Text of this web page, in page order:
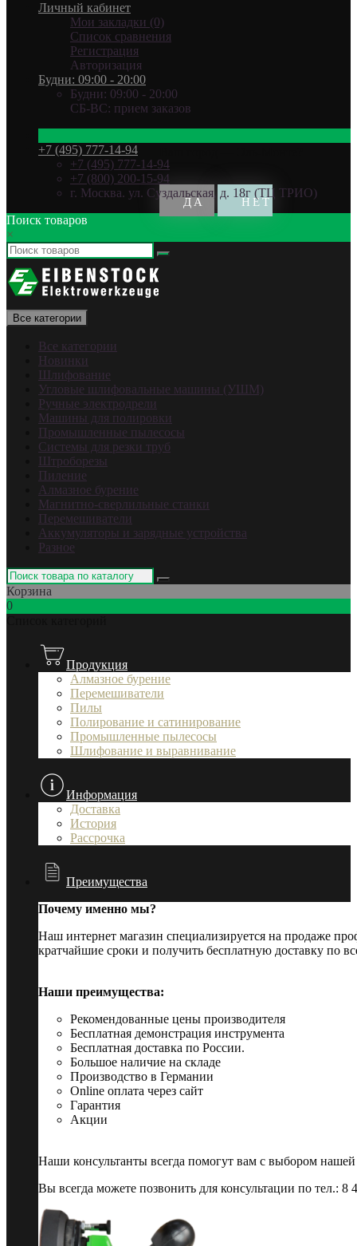
Личный кабинет
Мои закладки (0)
Список сравнения
Регистрация
Авторизация
Будни: 09:00 - 20:00
Будни: 09:00 - 20:00
СБ-ВС: прием заказов
+7 (495) 777-14-94
+7 (495) 777-14-94
+7 (800) 200-15-94
г. Москва. ул. Суздальская, д. 18г (ТЦ ТРИО)
Поиск товаров
×
Все категории
Все категории
Новинки
Шлифование
Угловые шлифовальные машины (УШМ)
Ручные электродрели
Машины для полировки
Промышленные пылесосы
Системы для резки труб
Штроборезы
Пиление
Алмазное бурение
Магнитно-сверлильные станки
Перемешиватели
Аккумуляторы и зарядные устройства
Разное
Корзина
0
Продукция
Алмазное бурение
Перемешиватели
Пилы
Полирование и сатинирование
Промышленные пылесосы
Шлифование и выравнивание
Информация
Доставка
История
Рассрочка
Преимущества
Почему именно мы?
Наш интернет магазин специализируется на продаже
кратчайшие сроки и получить бесплатную доставку по
Наши преимущества:
Рекомендованные цены производителя
Бесплатная демонстрация инструмента
Бесплатная доставка по России.
Большое наличие на складе
Производство в Германии
Online оплата через сайт
Гарантия
Акции
Наши консультанты всегда помогут вам с выбором
Вы всегда можете позвонить для консультации по тел.: